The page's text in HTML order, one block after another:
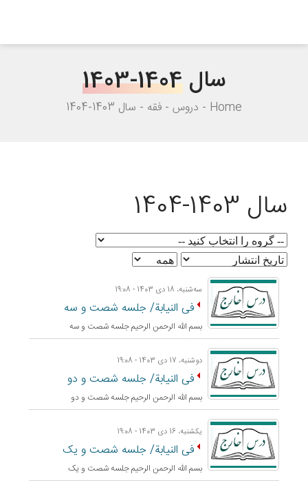
سال1403-1404
Home دروس فقه سال 1403-1404
سال 1403-1404
ﺳﻪشنبه، 18 دی 1403 - 19:08
فی النیابة/ جلسه شصت و سه
بسم الله الرحمن الرحيم جلسه شصت و سه
دوشنبه، 17 دی 1403 - 19:08
فی النیابة/ جلسه شصت و دو
بسم الله الرحمن الرحيم جلسه شصت و دو
یکشنبه، 16 دی 1403 - 19:08
فی النیابة/ جلسه شصت و یک
بسم الله الرحمن الرحيم جلسه شصت و یک